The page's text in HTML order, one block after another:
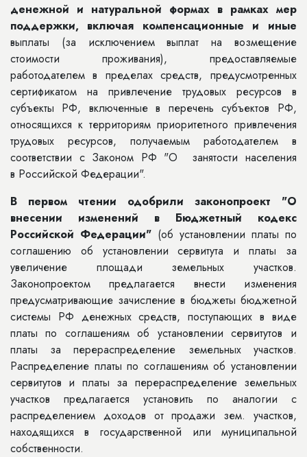
денежной и натуральной формах в рамках мер
поддержки, включая
компенсационные
и иные
выплаты (за исключением выплат на возмещение
стоимости проживания), предоставляемые
работодателем в пределах средств, предусмотренных
сертификатом на привлечение трудовых ресурсов в
субъекты РФ, включенные в перечень субъектов РФ,
относящихся к территориям приоритетного привлечения
трудовых ресурсов, получаемым работодателем в
соответствии с Законом РФ "О занятости населения
в Российской Федерации".
В первом чтении одобрили законопроект "О
внесении изменений в Бюджетный кодекс
Российской Федерации" (об установлении платы по
соглашению об установлении сервитута и платы за
увеличение площади земельных участков.
Законопроектом предлагается внести изменения
предусматривающие зачисление в бюджеты бюджетной
системы РФ денежных средств, поступающих в виде
платы по соглашениям об установлении сервитутов и
платы за перераспределение земельных участков.
Распределение платы по соглашениям об установлении
сервитутов и платы за перераспределение земельных
участков предлагается установить по аналогии с
распределением доходов от продажи зем. участков,
находящихся в государственной или муниципальной
собственности.